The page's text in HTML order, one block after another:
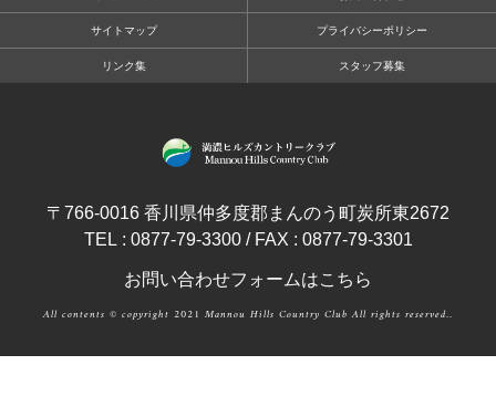
サイトマップ プライバシーポリシー
リンク集 スタッフ募集
〒766-0016 香川県仲多度郡まんのう町炭所東2672
TEL : 0877-79-3300 / FAX : 0877-79-3301
お問い合わせフォームはこちら
All contents © copyright 2021 Mannou Hills Country Club All rights reserved..